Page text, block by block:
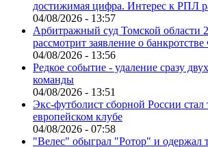
достижимая цифра. Интерес к РПЛ
04/08/2026 - 13:57
Арбитражный суд Томской области
рассмотрит заявление о
04/08/2026 - 13:56
Редкое событие - удаление сразу
команды
04/08/2026 - 13:51
Экс-футболист сборной России стал
европейском клубе
04/08/2026 - 07:58
"Велес" обыграл "Ротор" и одержал